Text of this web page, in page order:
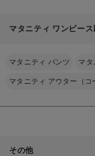
マタニティ ワンピー
マタニティ パンツ マタ
マタニティ アウター（コ
その他